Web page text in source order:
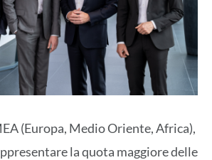
(Europa, Medio Oriente, Africa),
la quota maggiore delle